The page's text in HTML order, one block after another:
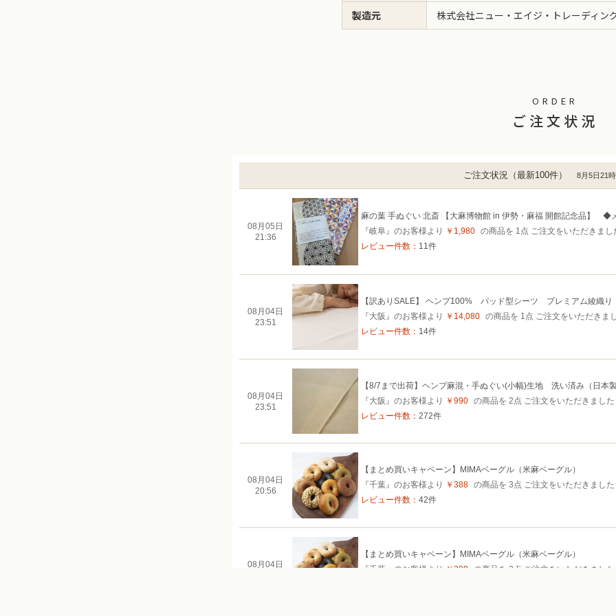
製造元 株式会社ニュー・エイジ・トレーディン
ORDER
ご注文状況